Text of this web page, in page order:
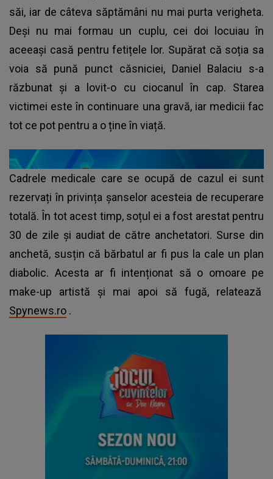
săi, iar de câteva săptămâni nu mai purta verigheta.
Deși nu mai formau un cuplu, cei doi locuiau în
aceeași casă pentru fetițele lor. Supărat că soția sa
voia să pună punct căsniciei, Daniel Balaciu s-a
răzbunat și a lovit-o cu ciocanul în cap. Starea
victimei este în continuare una gravă, iar medicii fac
tot ce pot pentru a o ține în viață.
Cadrele medicale care se ocupă de cazul ei sunt
rezervați în privința șanselor acesteia de recuperare
totală. În tot acest timp, soțul ei a fost arestat pentru
30 de zile și audiat de către anchetatori. Surse din
anchetă, susțin că bărbatul ar fi pus la cale un plan
diabolic. Acesta ar fi intenționat să o omoare pe
make-up artistă și mai apoi să fugă, relatează
Spynews.ro .